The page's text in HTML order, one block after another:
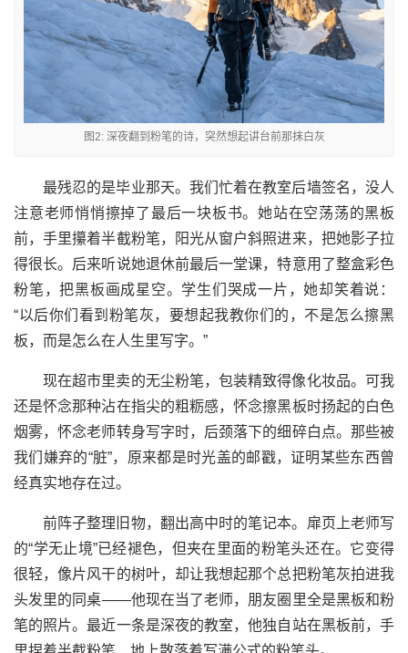
图2: 深夜翻到粉笔的诗，突然想起讲台前那抹白灰
最残忍的是毕业那天。我们忙着在教室后墙签名，没人
注意老师悄悄擦掉了最后一块板书。她站在空荡荡的黑板
前，手里攥着半截粉笔，阳光从窗户斜照进来，把她影子拉
得很长。后来听说她退休前最后一堂课，特意用了整盒彩色
粉笔，把黑板画成星空。学生们哭成一片，她却笑着说：
“以后你们看到粉笔灰，要想起我教你们的，不是怎么擦黑
板，而是怎么在人生里写字。”
现在超市里卖的无尘粉笔，包装精致得像化妆品。可我
还是怀念那种沾在指尖的粗粝感，怀念擦黑板时扬起的白色
烟雾，怀念老师转身写字时，后颈落下的细碎白点。那些被
我们嫌弃的“脏”，原来都是时光盖的邮戳，证明某些东西曾
经真实地存在过。
前阵子整理旧物，翻出高中时的笔记本。扉页上老师写
的“学无止境”已经褪色，但夹在里面的粉笔头还在。它变得
很轻，像片风干的树叶，却让我想起那个总把粉笔灰拍进我
头发里的同桌——他现在当了老师，朋友圈里全是黑板和粉
笔的照片。最近一条是深夜的教室，他独自站在黑板前，手